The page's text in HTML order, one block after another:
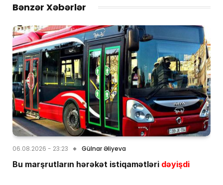
Bənzər Xəbərlər
06.08.2026 - 23:23 Gülnar Əliyeva
Bu marşrutların hərəkət istiqamətləri dəyişdi